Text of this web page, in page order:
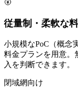
従量制・柔軟な
小規模なPoC（概念
料金プランを用意。
入を判断できます。
閉域網向け